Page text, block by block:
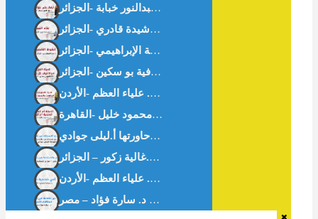
بين التحدي والاستجابة في بلاد المهجر – حوار مع -غالية زكور-أخصائية القلب. حاورتها أ.ليلى جوادي
بين التحدي والاستجابة في بلاد المهجر -د.غالية زكور – الجزائر